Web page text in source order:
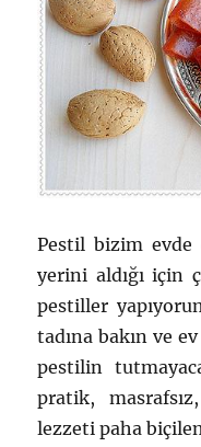
Pestil bizim evde
yerini aldığı için
pestiller
tadına bakın ve
pestilin
pratik,
lezzeti paha